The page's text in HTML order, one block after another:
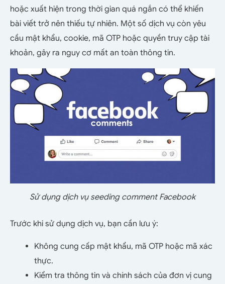
hoặc xuất hiện trong thời gian quá ngắn có thể khiến
bài viết trở nên thiếu tự nhiên. Một số dịch vụ còn yêu
cầu mật khẩu, cookie, mã OTP hoặc quyền truy cập tài
khoản, gây ra nguy cơ mất an toàn thông tin.
Sử dụng dịch vụ seeding comment Facebook
Trước khi sử dụng dịch vụ, bạn cần lưu ý:
Không cung cấp mật khẩu, mã OTP hoặc mã xác
thực.
Kiểm tra thông tin và chính sách của đơn vị cung